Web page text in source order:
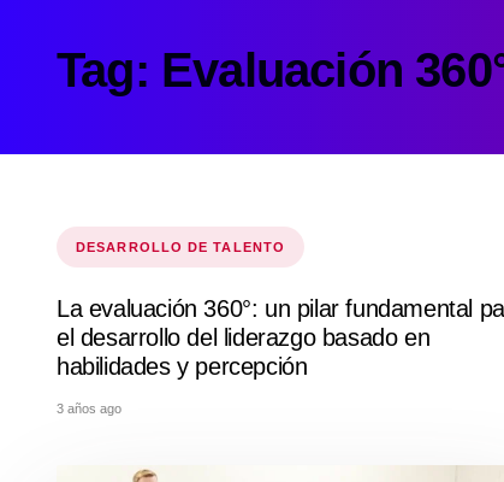
Tag: Evaluación
Tags
DESARROLLO DE TALENTO
La evaluación 360°: un pilar fundamental
el desarrollo del liderazgo basado en
habilidades y percepción
3 años ago